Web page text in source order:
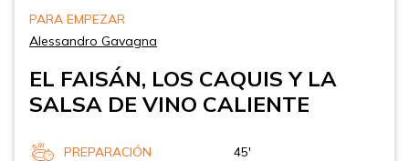
PARA EMPEZAR
Alessandro Gavagna
EL FAISÁN, LOS CAQUIS Y LA
SALSA DE VINO CALIENTE
PREPARACIÓN 45'